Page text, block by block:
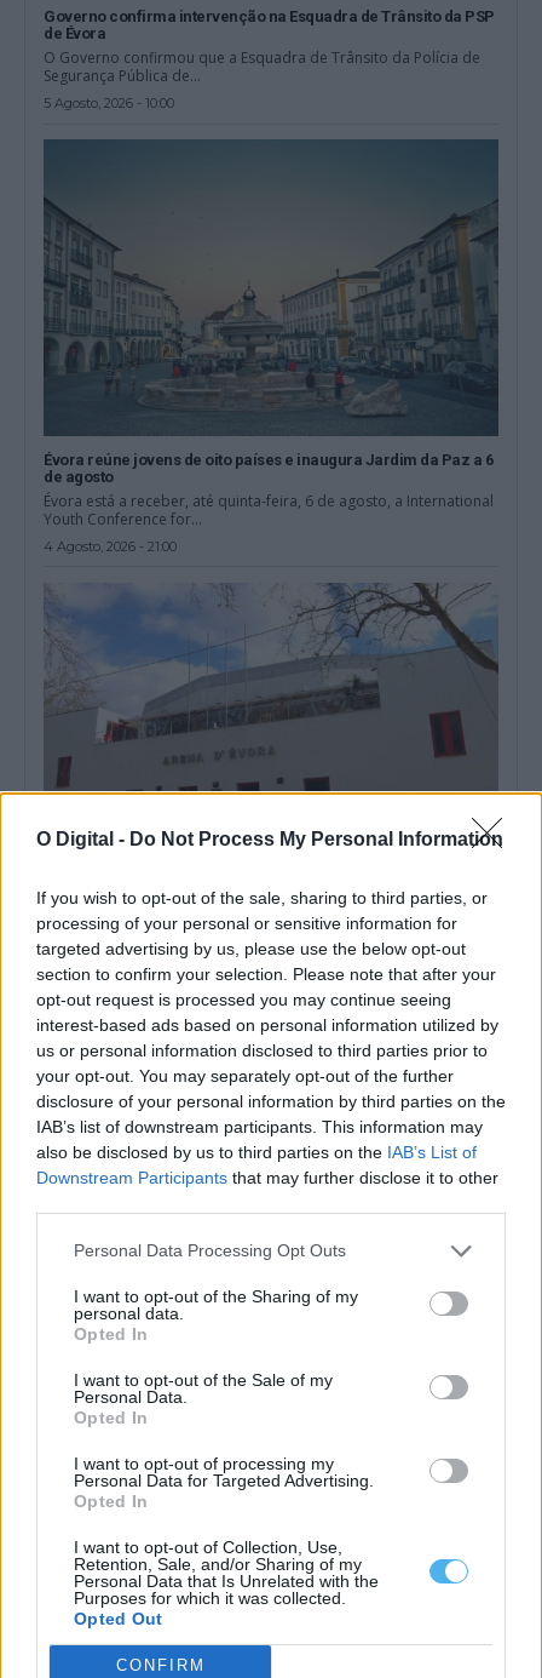
O Digital - Do Not Process My Personal Information
If you wish to opt-out of the sale, sharing to third parties, or
processing of your personal or sensitive information for
targeted advertising by us, please use the below opt-out
section to confirm your selection. Please note that after your
opt-out request is processed you may continue seeing
interest-based ads based on personal information utilized by
us or personal information disclosed to third parties prior to
your opt-out. You may separately opt-out of the further
disclosure of your personal information by third parties on the
IAB’s list of downstream participants. This information may
also be disclosed by us to third parties on the IAB’s List of
Downstream Participants that may further disclose it to other
Personal Data Processing Opt Outs
I want to opt-out of the Sharing of my
personal data.
Opted In
I want to opt-out of the Sale of my
Personal Data.
Opted In
I want to opt-out of processing my
Personal Data for Targeted Advertising.
Opted In
I want to opt-out of Collection, Use,
Retention, Sale, and/or Sharing of my
Personal Data that Is Unrelated with the
Purposes for which it was collected.
Opted Out
CONFIRM
Governo confirma intervenção na Esquadra de Trânsito da PSP
de Évora
O Governo confirmou que a Esquadra de Trânsito da Polícia de
Segurança Pública de...
5 Agosto, 2026 - 10:00
Évora reúne jovens de oito países e inaugura Jardim da Paz a 6
de agosto
Évora está a receber, até quinta-feira, 6 de agosto, a International
Youth Conference for...
4 Agosto, 2026 - 21:00
Câmara de Évora lança concurso de 215 mil euros para equipar
Arena com novo sistema de som
A Câmara Municipal de Évora lançou um concurso público para a
aquisição de equipamento...
4 Agosto, 2026 - 16:07
PSP de Évora regista maior procura de apoio por vítimas de
A PSP de Évora tem registado uma maior procura por parte de
vítimas de...
4 Agosto, 2026 - 15:09